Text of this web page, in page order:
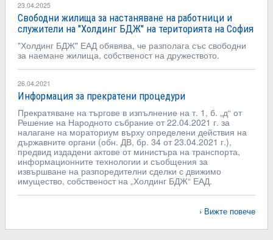
23.04.2025
Свободни жилища за настаняване на работници и
служители на "Холдинг БДЖ" на територията на София
"Холдинг БДЖ" ЕАД обявява, че разполага със свободни
за наемане жилища, собственост на дружеството.
26.04.2021
Информация за прекратени процедури
Прекратяване на търгове в изпълнение на т. 1, б. „д“ от
Решение на Народното събрание от 22.04.2021 г. за
налагане на мораториум върху определени действия на
държавните органи (обн. ДВ, бр. 34 от 23.04.2021 г.),
предвид издадени актове от министъра на транспорта,
информационните технологии и съобщения за
извършване на разпоредителни сделки с движимо
имущество, собственост на „Холдинг БДЖ“ ЕАД.
Вижте повече